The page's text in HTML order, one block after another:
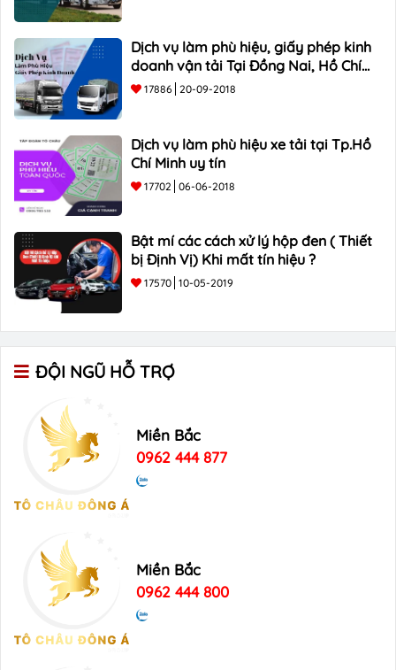
Dịch vụ làm phù hiệu, giấy phép kinh
doanh vận tải Tại Đồng Nai, Hồ Chí
Minh
17886 20-09-2018
Dịch vụ làm phù hiệu xe tải tại Tp.Hồ
Chí Minh uy tín
17702 06-06-2018
Bật mí các cách xử lý hộp đen ( Thiết
bị Định Vị) Khi mất tín hiệu ?
17570 10-05-2019
ĐỘI NGŨ HỖ TRỢ
Miền Bắc
0962 444 877
Miền Bắc
0962 444 800